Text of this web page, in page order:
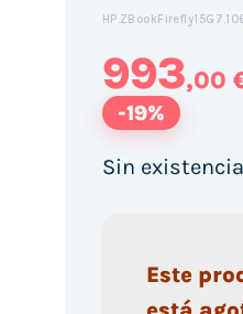
993,00
-19%
Sin
Este